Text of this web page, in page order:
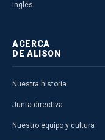
Inglés
ACERCA
DE ALISON
Nuestra historia
Junta directiva
Nuestro equipo y cultura